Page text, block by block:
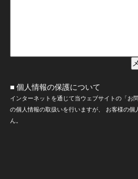
■ 個人情報の保護について
インターネットを通じて当ウェブサイトの「お
の個人情報の取扱いを行いますが、 お客様の
ん。